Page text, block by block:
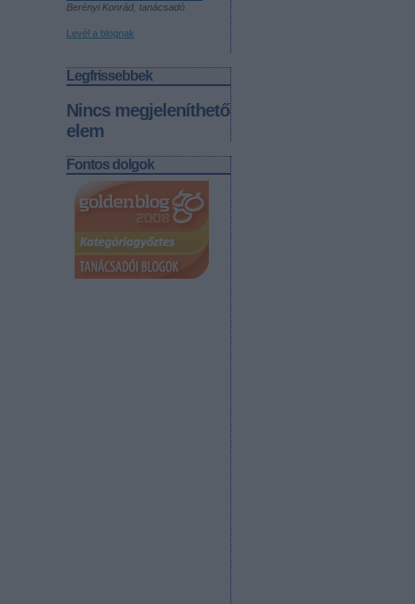
Berényi Konrád, tanácsadó
Levél a blognak
Legfrissebbek
Nincs megjeleníthető
elem
Fontos dolgok